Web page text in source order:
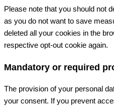
Please note that you should not
as you do not want to save
deleted all your cookies in the
respective opt-out cookie again.
Mandatory or required
The provision of your personal
your consent. If you prevent